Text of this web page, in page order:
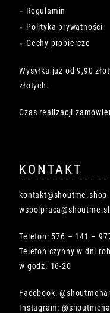
Regulamin
Polityka prywatności
Cechy probiercze
Wysyłka już od 9,90
złotych.
Czas realizacji
KONTAKT
kontakt@shoutme.shop
Telefon: 576 – 141 –
Telefon czynny w dni
w godz. 16-20
Facebook:
Instagram: